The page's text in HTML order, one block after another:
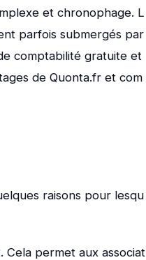
et chronophage. L
parfois submergés par
comptabilité gratuite et
de Quonta.fr et com
raisons pour lesqu
permet aux associat